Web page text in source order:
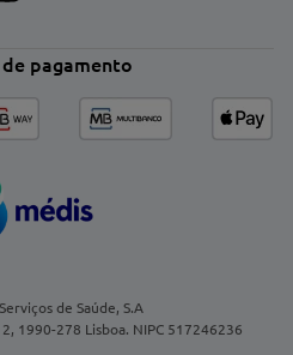
pagamento
de Saúde, S.A
1990-278 Lisboa. NIPC 517246236